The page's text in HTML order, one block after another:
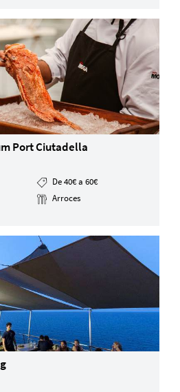
Port Ciutadella
De 40€ a 60€
Arroces